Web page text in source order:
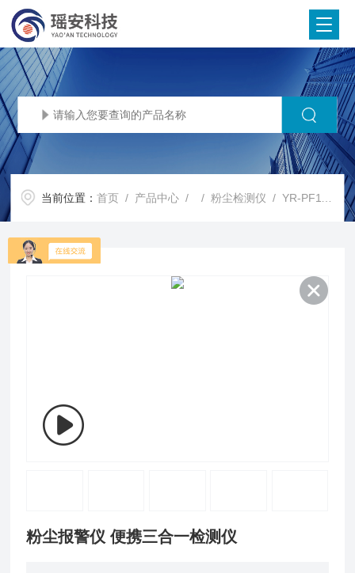
当前位置：首页 / 产品中心 / /粉尘检测仪 / YR-PF110粉尘报警仪 便携三合一检测仪
粉尘报警仪 便携三合一检测仪